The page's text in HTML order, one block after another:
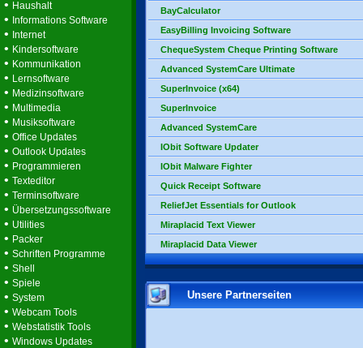
• Haushalt
• Informations Software
• Internet
• Kindersoftware
• Kommunikation
• Lernsoftware
• Medizinsoftware
• Multimedia
• Musiksoftware
• Office Updates
• Outlook Updates
• Programmieren
• Texteditor
• Terminsoftware
• Übersetzungssoftware
• Utilities
• Packer
• Schriften Programme
• Shell
• Spiele
• System
• Webcam Tools
• Webstatistik Tools
• Windows Updates
BayCalculator
EasyBilling Invoicing Software
ChequeSystem Cheque Printing Software
Advanced SystemCare Ultimate
SuperInvoice (x64)
SuperInvoice
Advanced SystemCare
IObit Software Updater
IObit Malware Fighter
Quick Receipt Software
ReliefJet Essentials for Outlook
Miraplacid Text Viewer
Miraplacid Data Viewer
Unsere Partnerseiten